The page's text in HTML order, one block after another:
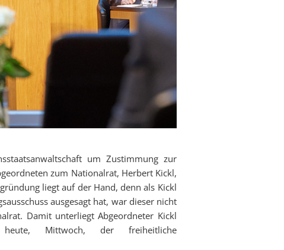
um Zustimmung zur
zum Nationalrat, Herbert Kickl,
liegt auf der Hand, denn als Kickl
ausgesagt hat, war dieser nicht
Damit unterliegt Abgeordneter Kickl
Mittwoch, der freiheitliche